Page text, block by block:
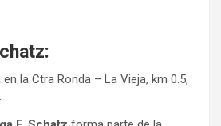
la Ctra Ronda – La Vieja, km 0.5,